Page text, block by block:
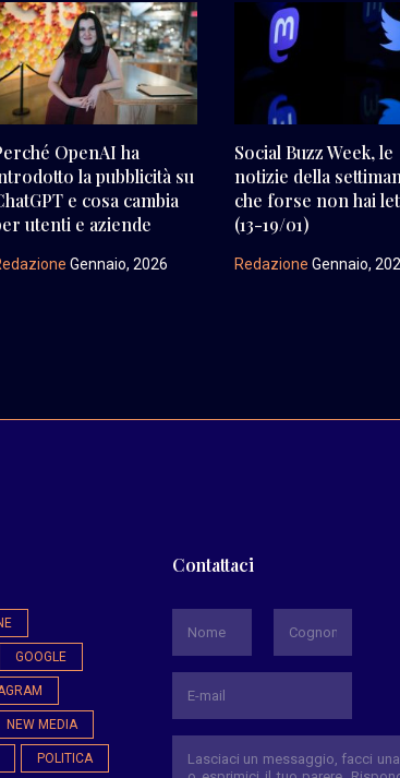
OpenAI ha
la pubblicità su
e cosa cambia
utenti e aziende
Gennaio, 2026
Social Buzz Week, le
notizie della
che forse non hai
(13-19/01)
Redazione Gennaio,
GOOGLE
NEW MEDIA
POLITICA
Contattaci